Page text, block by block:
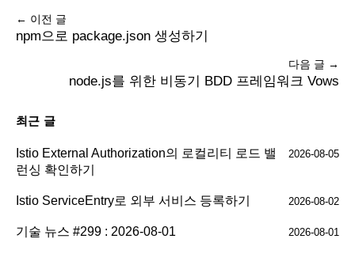
← 이전 글
npm으로 package.json 생성하기
다음 글 →
node.js를 위한 비동기 BDD 프레임워크 Vows
최근 글
Istio External Authorization의 로컬리티 로드 밸
런싱 확인하기
2026-08-05
Istio ServiceEntry로 외부 서비스 등록하기 2026-08-02
기술 뉴스 #299 : 2026-08-01 2026-08-01